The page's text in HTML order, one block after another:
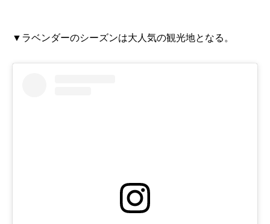
▼ラベンダーのシーズンは大人気の観光地となる。